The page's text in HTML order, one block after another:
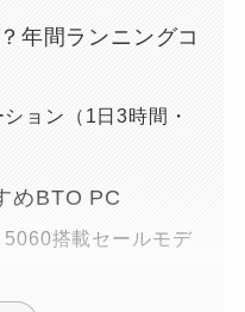
年間ランニングコ
ョン（1日3時間・
めBTO PC
搭載セールモデ